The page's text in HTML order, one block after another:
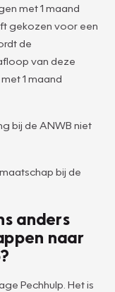
met 1 maand
gekozen voor een
de
van deze
1 maand
bij de ANWB niet
bij de
anders
naar
Pechhulp. Het is